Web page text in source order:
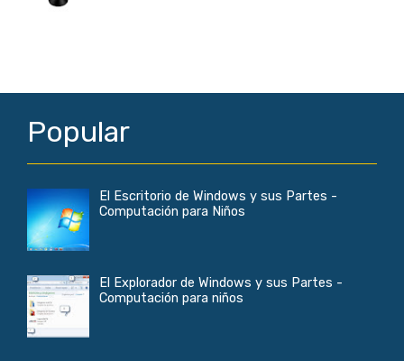
Popular
El Escritorio de Windows y sus Partes -
Computación para Niños
El Explorador de Windows y sus Partes -
Computación para niños